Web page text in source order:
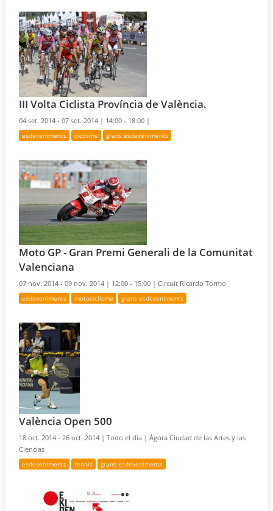
III Volta Ciclista Província de València.
04 set. 2014 - 07 set. 2014 | 14:00 - 18:00 |
esdeveniments ciclisme grans esdeveniments
Moto GP - Gran Premi Generali de la Comunitat
Valenciana
07 nov. 2014 - 09 nov. 2014 | 12:00 - 15:00 |Circuit Ricardo Tormo
esdeveniments motociclisme grans esdeveniments
València Open 500
18 oct. 2014 - 26 oct. 2014 |Todo el día |Ágora Ciudad de las Artes y las
Ciencias
esdeveniments tennis grans esdeveniments